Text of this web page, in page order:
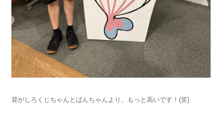
背がしろくじちゃんとばんちゃんより、もっと高いです！(笑)